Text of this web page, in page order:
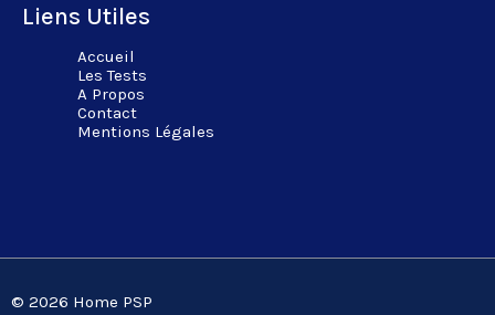
Liens Utiles
Accueil
Les Tests
A Propos
Contact
Mentions Légales
© 2026 Home PSP